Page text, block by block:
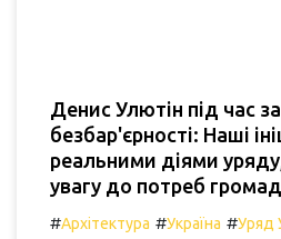
Денис Улютін під час
безбар'єрності: Наші
реальними діями
увагу до потреб
#Архітектура #Україна #Уряд